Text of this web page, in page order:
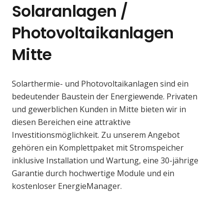
Solaranlagen /
Photovoltaikanlagen
Mitte
Solarthermie- und Photovoltaikanlagen sind ein
bedeutender Baustein der Energiewende. Privaten
und gewerblichen Kunden in Mitte bieten wir in
diesen Bereichen eine attraktive
Investitionsmöglichkeit. Zu unserem Angebot
gehören ein Komplettpaket mit Stromspeicher
inklusive Installation und Wartung, eine 30-jährige
Garantie durch hochwertige Module und ein
kostenloser EnergieManager.